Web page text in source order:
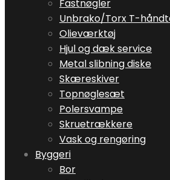
Fastnøgler
Unbrako/Torx T-
Olieværktøj
Hjul og dæk service
Metal slibning diske
Skæreskiver
Topnøglesæt
Polersvampe
Skruetrækkere
Vask og rengøring
Byggeri
Bor